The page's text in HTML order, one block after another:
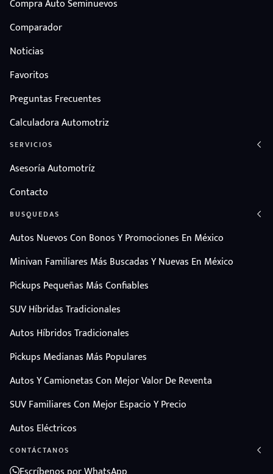
Compra Auto Seminuevos
Comparador
Noticias
Favoritos
Preguntas Frecuentes
Calculadora Automotriz
SERVICIOS
Asesoría Automotríz
Contacto
BUSQUEDAS
Autos Nuevos Con Bonos Y Promociones En México
Minivan Familiares Más Buscadas Y Nuevas En México
Pickups Pequeñas Más Confiables
SUV Híbridas Tradicionales
Autos Híbridos Tradicionales
Pickups Medianas Más Populares
Autos Y Camionetas Con Mejor Valor De Reventa
SUV Familiares Con Mejor Espacio Y Precio
Autos Eléctricos
CONTÁCTANOS